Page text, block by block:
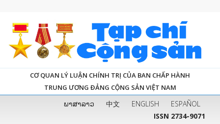
CƠ QUAN LÝ LUẬN CHÍNH TRỊ CỦA BAN CHẤP HÀNH
TRUNG ƯƠNG ĐẢNG CỘNG SẢN VIỆT NAM
ພາສາລາວ 中文 ENGLISH
ESPAÑOL
ISSN 2734-9071